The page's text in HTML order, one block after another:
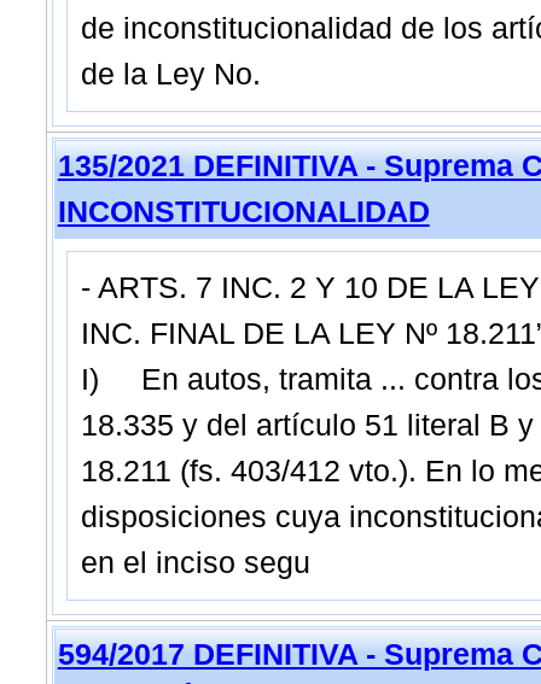
de inconstitucionalidad de los
de la Ley No.
135/2021 DEFINITIVA - Suprema
INCONSTITUCIONALIDAD
- ARTS. 7 INC. 2 Y 10 DE LA
INC. FINAL DE LA LEY Nº
I) En autos, tramita ... contra
18.335 y del artículo 51 literal B
18.211 (fs. 403/412 vto.). En lo
disposiciones cuya
en el inciso segu
594/2017 DEFINITIVA - Suprema